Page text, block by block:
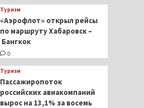
Туризм
«Аэрофлот» открыл рейсы
по маршруту Хабаровск –
Бангкок
0
Туризм
Пассажиропоток
российских авиакомпаний
вырос на 13,1% за восемь